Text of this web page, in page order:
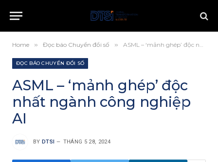
Home » Đọc báo Chuyển đổi số » ASML – ‘mảnh ghép’ độc nhất ngành công nghiệp AI
ĐỌC BÁO CHUYỂN ĐỔI SỐ
ASML – ‘mảnh ghép’ độc
nhất ngành công nghiệp
AI
BY DTSI THÁNG 5 28, 2024